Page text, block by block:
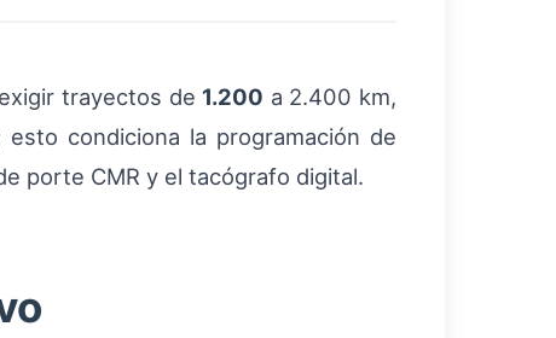
trayectos de 1.200 a 2.400 km,
condiciona la programación de
porte CMR y el tacógrafo digital.